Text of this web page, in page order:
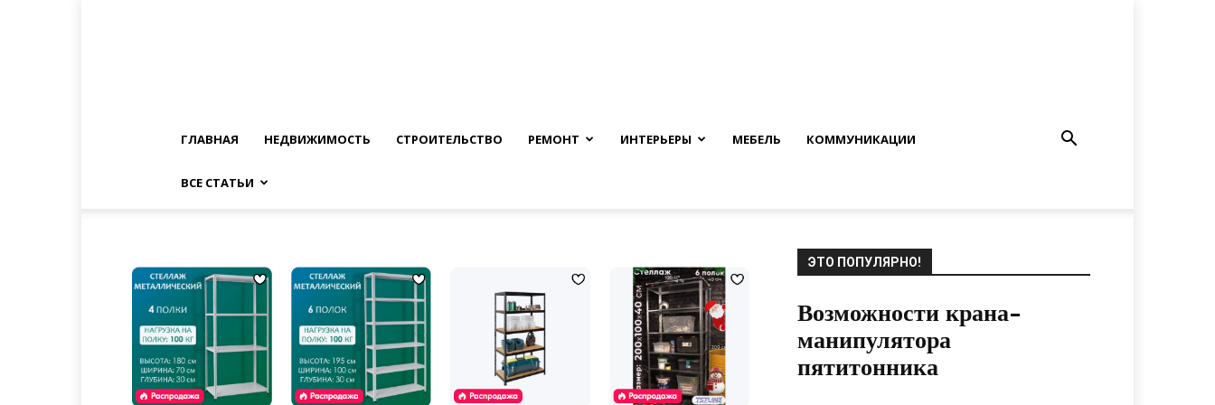
ГЛАВНАЯ НЕДВИЖИМОСТЬ СТРОИТЕЛЬСТВО РЕМОНТ ИНТЕРЬЕРЫ МЕБЕЛЬ КОММУНИКАЦИИ
ВСЕ СТАТЬИ
ЭТО ПОПУЛЯРНО!
Возможности крана-
манипулятора
пятитонника
02.03.2020